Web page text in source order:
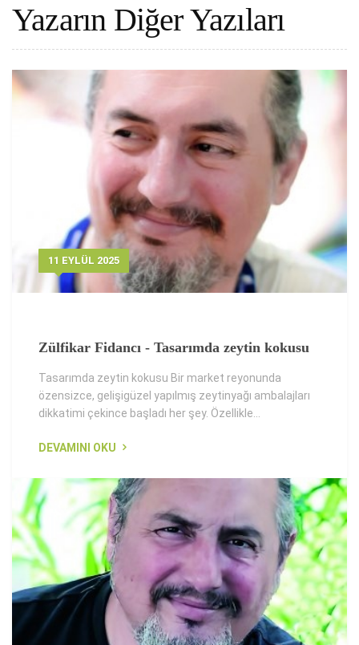
Yazarın Diğer Yazıları
11 EYLÜL 2025
Zülfikar Fidancı - Tasarımda zeytin kokusu
Tasarımda zeytin kokusu Bir market reyonunda
özensizce, gelişigüzel yapılmış zeytinyağı ambalajları
dikkatimi çekince başladı her şey. Özellikle...
DEVAMINI OKU